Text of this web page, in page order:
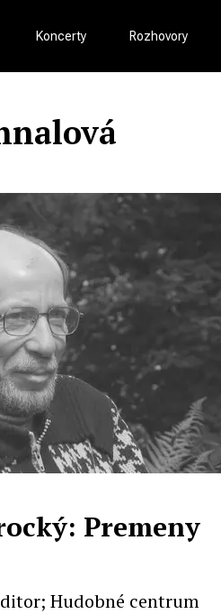
Koncerty Rozhovory
Premeny
Hudobné centrum